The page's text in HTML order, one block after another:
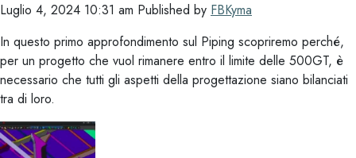
Luglio 4, 2024 10:31 am Published by FBKyma
In questo primo approfondimento sul Piping scopriremo perché,
per un progetto che vuol rimanere entro il limite delle 500GT, è
necessario che tutti gli aspetti della progettazione siano bilanciati
tra di loro.